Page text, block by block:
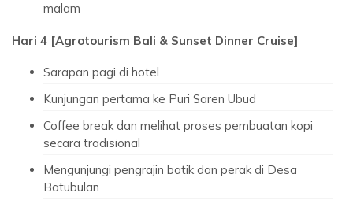
malam
Hari 4 [Agrotourism Bali & Sunset Dinner Cruise]
Sarapan pagi di hotel
Kunjungan pertama ke Puri Saren Ubud
Coffee break dan melihat proses pembuatan kopi
secara tradisional
Mengunjungi pengrajin batik dan perak di Desa
Batubulan